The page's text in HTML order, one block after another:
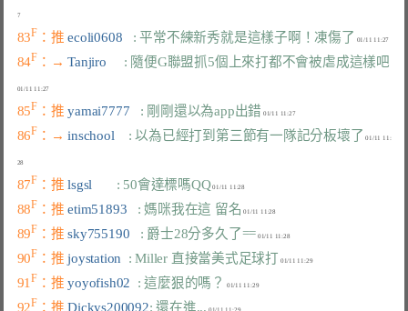
7
83F ：推 ecoli0608 : 平常不練新秀就是這樣子啊！凍傷了
84F ：→ Tanjiro : 隨便G聯盟抓5個上來打都不會被虐成這樣吧
85F ：推 yamai7777 : 剛剛還以為app出錯 01/11 11:27
86F ：→ inschool : 以為已經打到第三節有一隊記分板壞了 01/11 11:
87F ：推 lsgsl : 50會達標嗎QQ 01/11 11:28
88F ：推 etim51893 : 媽咪我在這 留名 01/11 11:28
89F ：推 sky755190 : 爵士28分多久了== 01/11 11:28
90F ：推 joystation : Miller 直接當美式足球打 01/11 11:29
91F ：推 yoyofish02 : 這麼狠的嗎？ 01/11 11:29
92F ：推 Dickys200092: 還在進... 01/11 11:29